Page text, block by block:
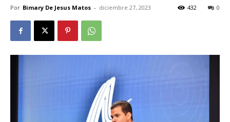
Por Bimary De Jesus Matos - diciembre 27, 2023 0
432